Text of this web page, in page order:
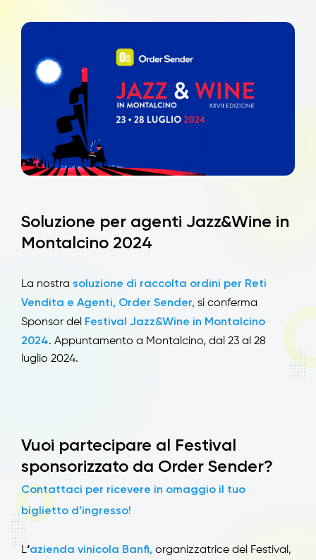
Soluzione per agenti Jazz&Wine in
Montalcino 2024
La nostra soluzione di raccolta ordini per Reti
Vendita e Agenti, Order Sender, si conferma
Sponsor del Festival Jazz&Wine in Montalcino
2024. Appuntamento a Montalcino, dal 23 al 28
luglio 2024.
Vuoi partecipare al Festival
sponsorizzato da Order Sender?
Contattaci per ricevere in omaggio il tuo
biglietto d’ingresso!
L‘azienda vinicola Banfi, organizzatrice del Festival,